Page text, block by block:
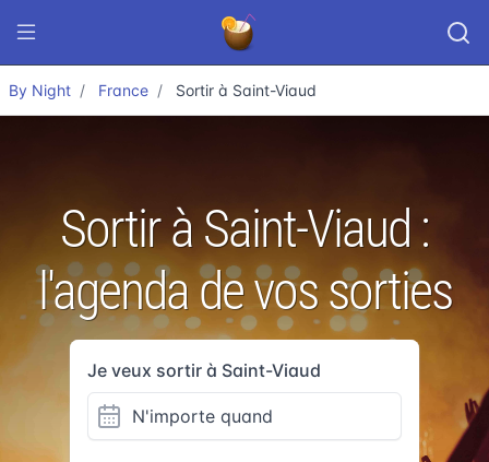
By Night France Sortir à Saint-Viaud
Sortir à Saint-Viaud :
l'agenda de vos sorties
Je veux sortir à Saint-Viaud